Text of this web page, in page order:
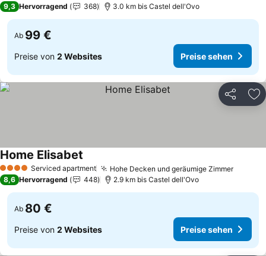
9,3 Hervorragend 368 3.0 km bis Castel dell'Ovo
Ab 99 €
Preise von 2 Websites Preise sehen
Teilen
4 Sterne Serviced apartment Hohe Decken und geräumige ZimmerPreise
Home Elisabet
8,6 Hervorragend 448 2.9 km bis Castel dell'Ovo
Ab 80 €
Preise von 2 Websites Preise sehen